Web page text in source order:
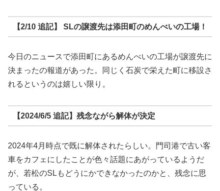
【2/10 追記】 SLの譲渡先は添田町のめんべいの工場！
今日のニュースで添田町にあるめんべいの工場が譲渡先に
決まったの報道があった。同じく石炭で栄えた町に移設さ
れるというのは嬉しい限り。
【2024/6/5 追記】残念ながら解体が決定
2024年4月時点で既に解体されたらしい。門司港で古い客
車をカフェにしたことが色々話題にあがっているようだ
が、若松のSLもどうにかできなかったのかと、残念に思
っている。